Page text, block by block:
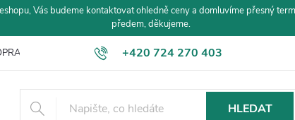
Vás budeme kontaktovat ohledně ceny a domluvíme přesný
předem, děkujeme.
+420 724 270 403
A PLATBA
HLEDAT